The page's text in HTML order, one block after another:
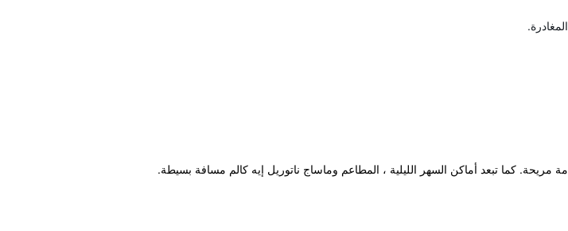
مريحة. كما تبعد أماكن السهر الليلية ، المطاعم وماساج ناتوريل إيه كالم مسافة بسيطة.